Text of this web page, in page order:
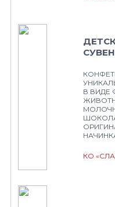
В ВИДЕ
КО